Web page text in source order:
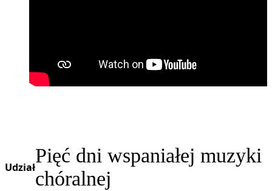
Udział
Pięć dni wspaniałej muzyki
chóralnej